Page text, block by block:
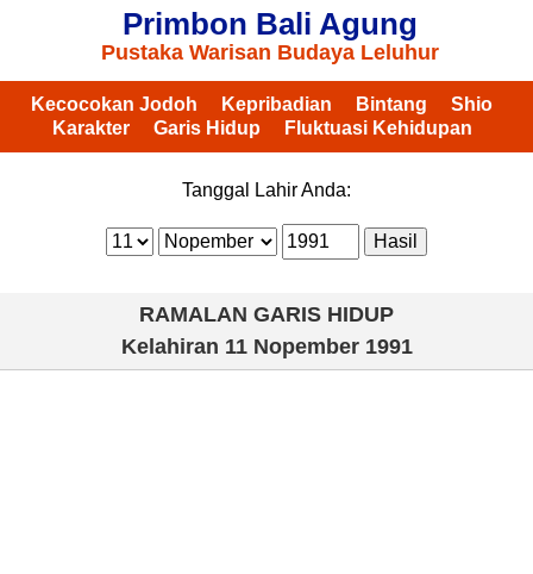
Primbon Bali Agung
Pustaka Warisan Budaya Leluhur
Kecocokan Jodoh Kepribadian Bintang
Shio
Karakter
Garis Hidup Fluktuasi Kehidupan
Tanggal Lahir Anda:
RAMALAN GARIS HIDUP
Kelahiran 11 Nopember 1991